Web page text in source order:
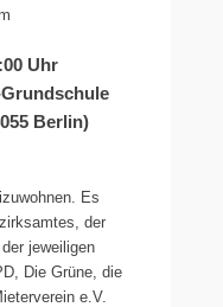
Uhr
Berlin)
Es
der
jeweiligen
Die Grüne, die
e.V.